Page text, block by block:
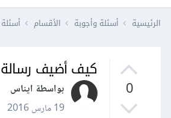
الرئيسية أسئلة وأجوبة الأقسام
0
كيف أضيف رسالة
بواسطة ايناس
19 مارس 2016